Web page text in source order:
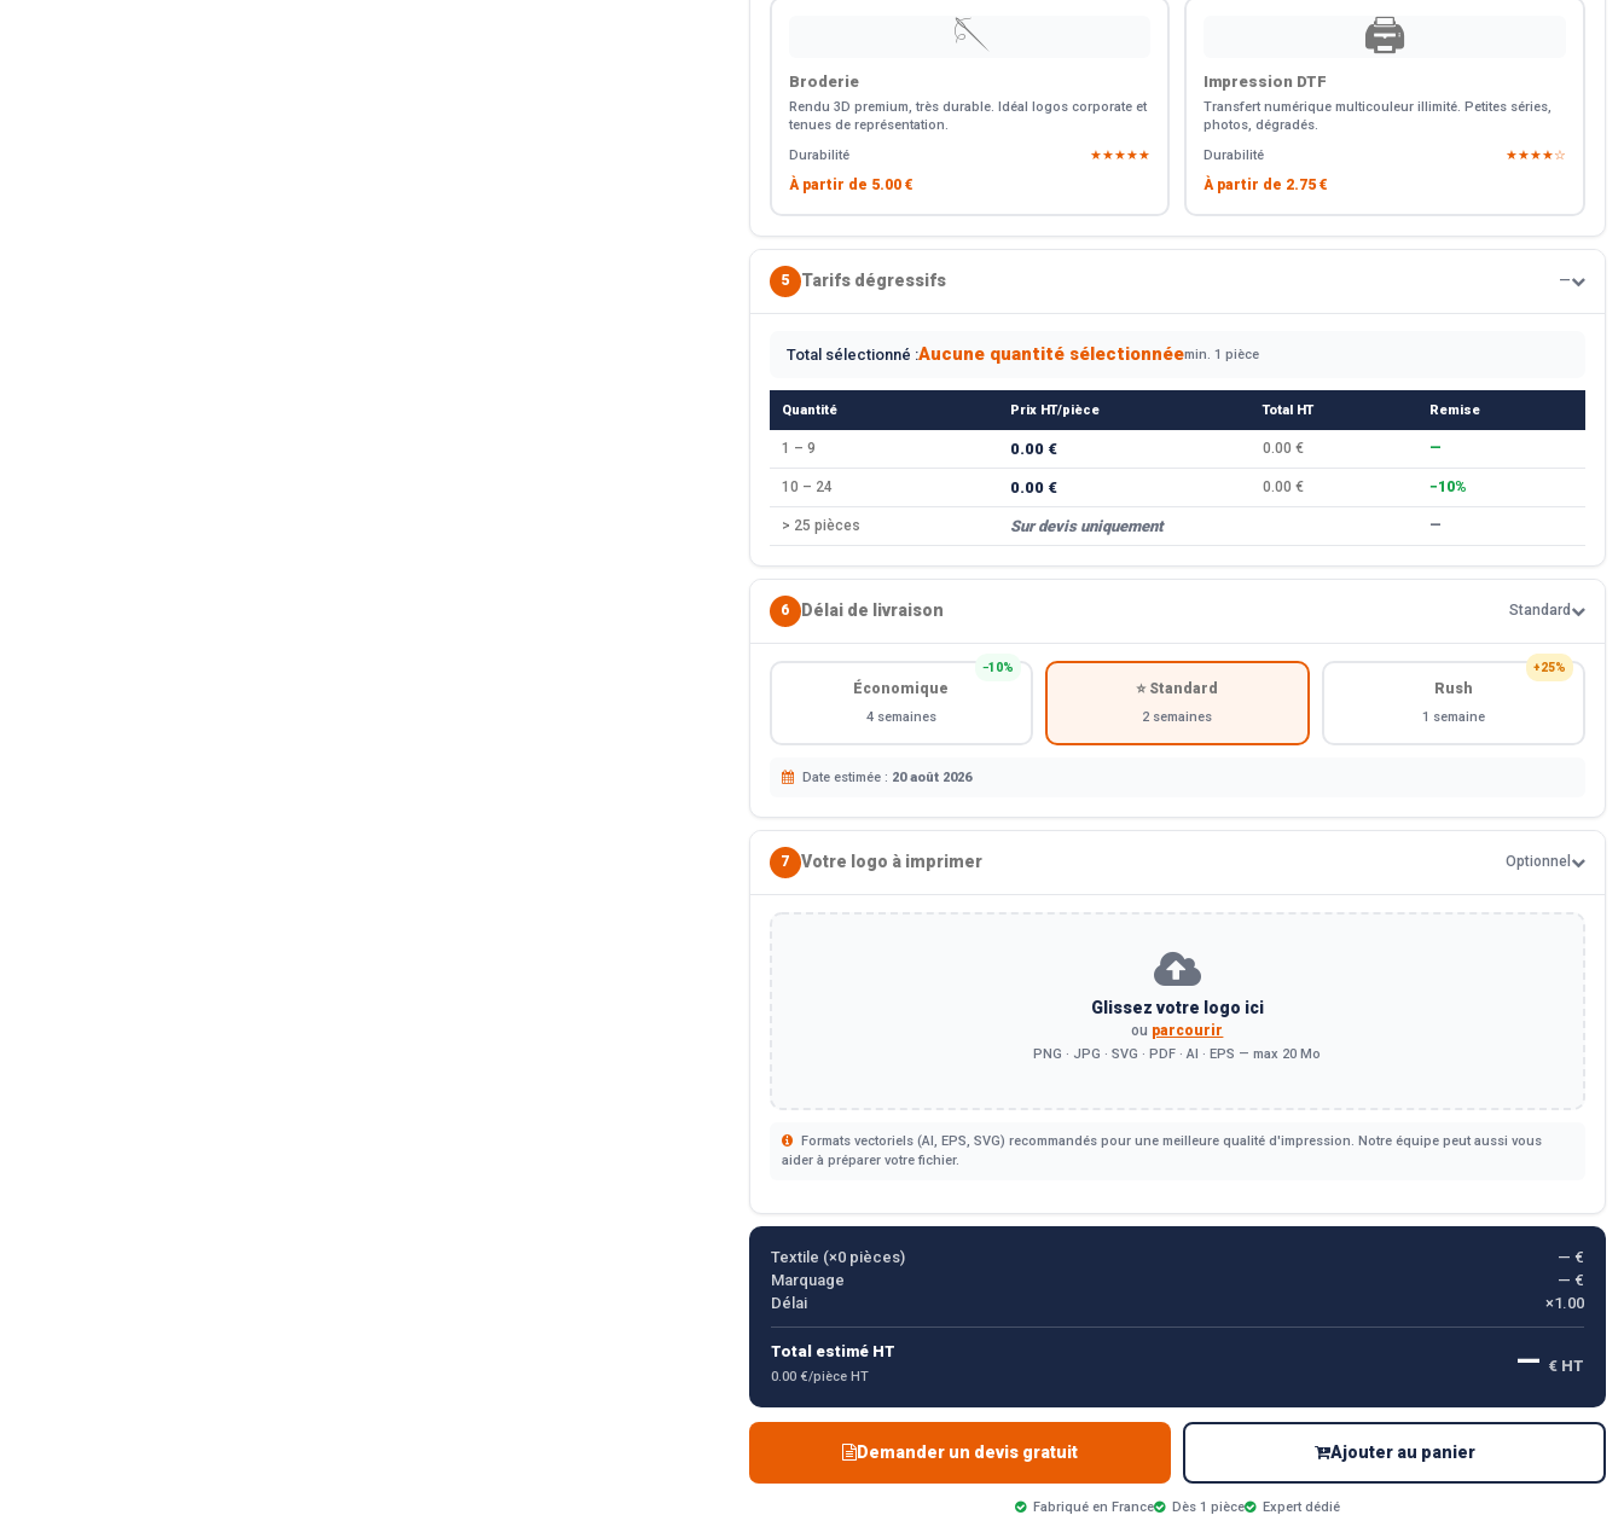
🪡
Broderie
Rendu 3D premium, très durable. Idéal logos corporate et
tenues de représentation.
Durabilité
★★★★★
À partir de 5.00 €
🖨️
Impression DTF
Transfert numérique multicouleur illimité. Petites séries,
photos, dégradés.
Durabilité
★★★★☆
À partir de 2.75 €
5 Tarifs dégressifs —
Total sélectionné :Aucune quantité sélectionnéemin. 1 pièce
Quantité Prix HT/pièce Total HT Remise
1 – 9 0.00 € 0.00 € —
10 – 24 0.00 € 0.00 € −10%
> 25 pièces Sur devis uniquement —
6 Délai de livraison Standard
−10%
Économique
4 semaines
⭐ Standard
2 semaines
+25%
Rush
1 semaine
Date estimée : 20 août 2026
7 Votre logo à imprimer Optionnel
Glissez votre logo ici
ou parcourir
PNG · JPG · SVG · PDF · AI · EPS — max 20 Mo
Formats vectoriels (AI, EPS, SVG) recommandés pour une meilleure qualité d'impression. Notre équipe peut aussi vous
aider à préparer votre fichier.
Textile (×0pièces)
— €
Marquage
— €
Délai
×1.00
Total estimé HT
0.00 €/pièce HT — € HT
Demander un devis gratuit Ajouter au panier
Fabriqué en France Dès 1 pièce Expert dédié